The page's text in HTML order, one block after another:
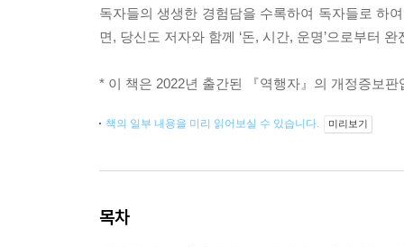
독자들의 생생한 경험담을 수록하여 독자들로 하
면, 당신도 저자와 함께 ‘돈, 시간, 운명’으로부터
* 이 책은 2022년 출간된 『역행자』의 개정증보판
책의 일부 내용을 미리 읽어보실 수 있습니다. 미리보기
목차